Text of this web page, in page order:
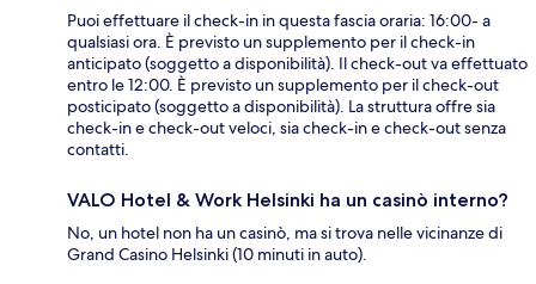
Puoi effettuare il check-in in questa fascia oraria: 16:00- a
qualsiasi ora. È previsto un supplemento per il check-in
anticipato (soggetto a disponibilità). Il check-out va effettuato
entro le 12:00. È previsto un supplemento per il check-out
posticipato (soggetto a disponibilità). La struttura offre sia
check-in e check-out veloci, sia check-in e check-out senza
contatti.
VALO Hotel & Work Helsinki ha un casinò interno?
No, un hotel non ha un casinò, ma si trova nelle vicinanze di
Grand Casino Helsinki (10 minuti in auto).